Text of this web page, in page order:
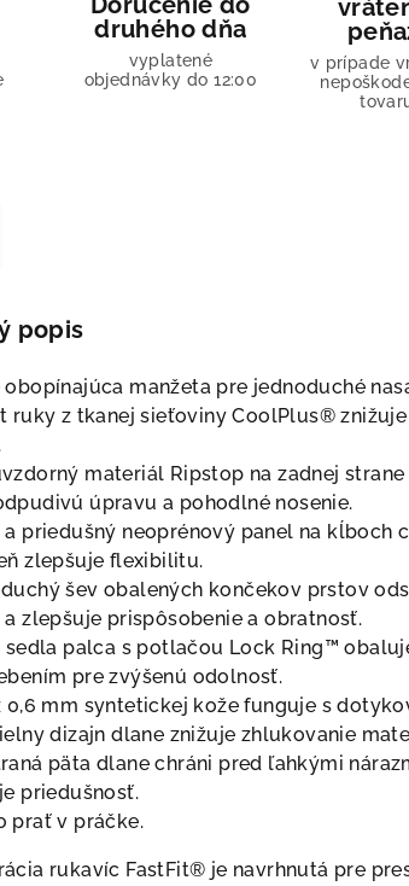
druhého dňa
vyplatené
objednávky do 12:00
v prípade
popis
obopínajúca manžeta pre jednoduché
ruky z tkanej sieťoviny CoolPlus®
materiál Ripstop na zadnej
úpravu a pohodlné nosenie.
a priedušný neoprénový panel na kĺboch
zlepšuje flexibilitu.
šev obalených končekov prstov
zlepšuje prispôsobenie a obratnosť.
sedla palca s potlačou Lock Ring™
pre zvýšenú odolnosť.
0,6 mm syntetickej kože funguje s
dizajn dlane znižuje zhlukovanie
päta dlane chráni pred ľahkými
priedušnosť.
prať v práčke.
rukavíc FastFit® je navrhnutá pre